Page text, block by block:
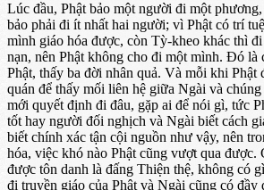
Lúc đầu, Phật bảo một người đi một
bảo phải đi ít nhất hai người; vì Phật có trí
mình giáo hóa được, còn Tỳ-kheo khác thì
nạn, nên Phật không cho đi một mình. Đó là
Phật, thấy ba đời nhân quả. Và mỗi khi Phật
quán để thấy mối liên hệ giữa Ngài và
mới quyết định đi đâu, gặp ai để nói gì, tức
tốt hay người đối nghịch và Ngài biết cách
biết chính xác tận cội nguồn như vậy, nên
hóa, việc khó nào Phật cũng vượt qua được.
được tôn danh là đấng Thiện thệ, không có
đi truyền giáo của Phật và Ngài cũng có đầy